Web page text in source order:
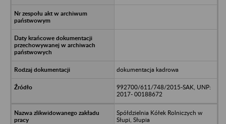
dokumentacja kadrowa
992700/611/748/2015-SAK, UNP:
2017- 00188672
Spółdzielnia Kółek Rolniczych w
Słupi, Słupia